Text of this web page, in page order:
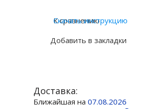
К сравнению
Добавить в закладки
Скачать инструкцию
Доставка:
Ближайшая на07.08.2026